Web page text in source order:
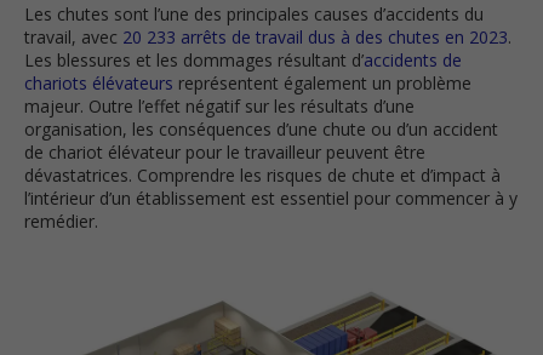
Les chutes sont l’une des principales causes d’accidents du
travail, avec 20 233 arrêts de travail dus à des chutes en 2023.
Les blessures et les dommages résultant d’accidents de
chariots élévateurs représentent également un problème
majeur. Outre l’effet négatif sur les résultats d’une
organisation, les conséquences d’une chute ou d’un accident
de chariot élévateur pour le travailleur peuvent être
dévastatrices. Comprendre les risques de chute et d’impact à
l’intérieur d’un établissement est essentiel pour commencer à y
remédier.